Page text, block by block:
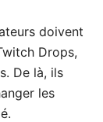
doivent
Drops,
De là, ils
les